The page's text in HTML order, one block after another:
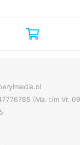
(Ma. t/m Vr.